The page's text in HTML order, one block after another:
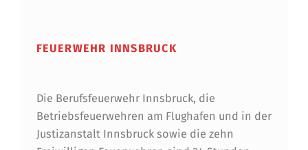
FEUERWEHR INNSBRUCK
Die Berufsfeuerwehr Innsbruck, die
Betriebsfeuerwehren am Flughafen und in der
Justizanstalt Innsbruck sowie die zehn